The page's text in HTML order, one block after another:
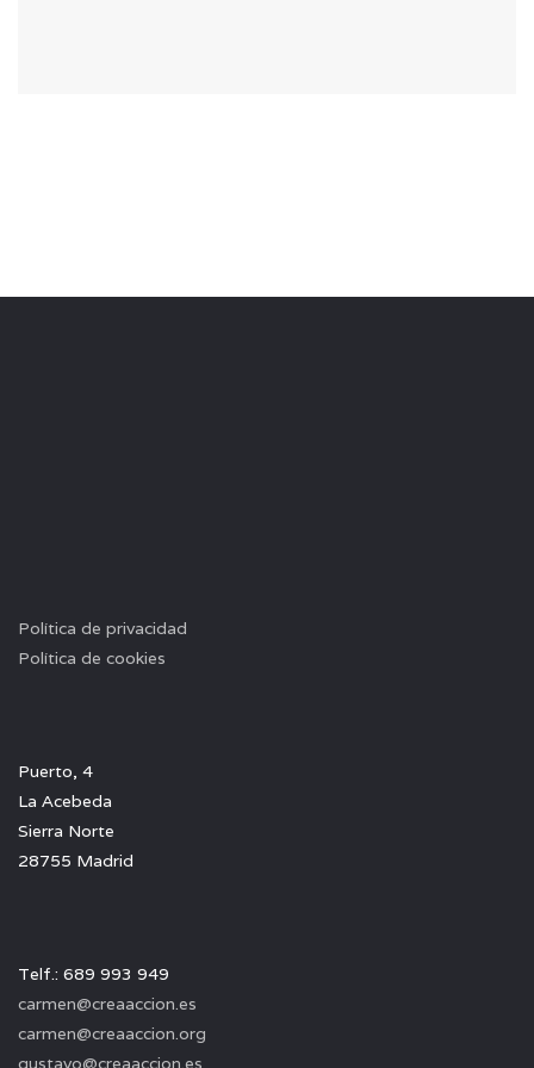
Política de privacidad
Política de cookies
Puerto, 4
La Acebeda
Sierra Norte
28755 Madrid
Telf.: 689 993 949
carmen@creaaccion.es
carmen@creaaccion.org
gustavo@creaaccion.es